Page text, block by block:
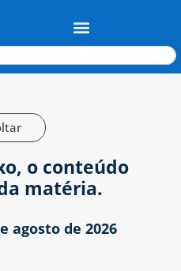
o conteúdo
matéria.
agosto de 2026